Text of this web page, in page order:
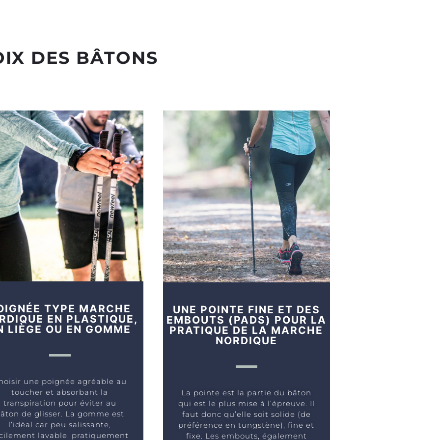
DES BÂTONS
TYPE MARCHE
EN PLASTIQUE,
LIÈGE OU EN GOMME
une poignée agréable au
toucher et absorbant la
transpiration pour éviter au
de glisser. La gomme est
l’idéal car peu salissante,
lavable, pratiquement
UNE POINTE FINE ET DES
EMBOUTS (PADS) POUR LA
PRATIQUE DE LA MARCHE
NORDIQUE
La pointe est la partie du bâton
qui est le plus mise à l’épreuve. Il
faut donc qu’elle soit solide (de
préférence en tungstène), fine et
fixe. Les embouts, également